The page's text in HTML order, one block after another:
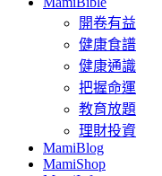
開卷有益
健康食譜
健康通識
把握命運
教育放題
理財投資
MamiBlog
MamiShop